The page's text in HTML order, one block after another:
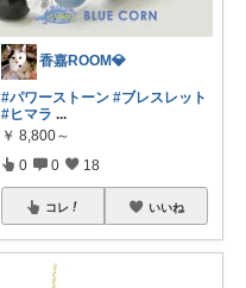
香嘉ROOM💎
#パワーストーン #ブレスレット
#ヒマラ ...
￥ 8,800～
0 0 18
コレ いいね